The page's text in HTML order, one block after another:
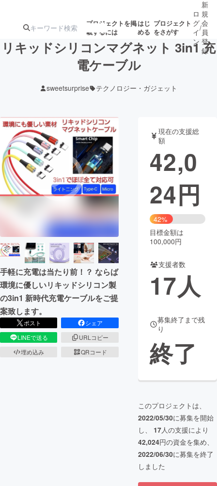
プロジェクトを掲
載するには
はじ
める
プロジェクト
をさがす
ターン
ジェクト
ロジェクト
されます
アート・写真 音楽
テクノロジー・ガジェット ゲーム・
映像・映画 書籍・雑誌
ビジネス・起業 チャレンジ
まちづくり・地域活性化
CAMPFIRE for Social Good CAMPFIRE Creation
CAMPFIREふるさと納税machi-ya コミュニティ
ロ
グ
イ
ン
/
新
規
会
員
登
録
リキッドシリコンマグネット 3in1 充
電ケーブル
sweetsurprise テクノロジー・ガジェット
手軽に充電は当たり前！？ ならば
環境に優しいリキッドシリコン製
の3in1 新時代充電ケーブルをご提
案致します。
ポスト
シェア
LINEで送る
URLコピー
埋め込み
QRコード
現在の支援総
額
42,0
24円
42%
目標金額は
100,000円
支援者数
17人
募集終了まで残
り
終了
このプロジェクトは、
2022/05/30に募集を開始
し、 17人の支援により
42,024円の資金を集め、
2022/06/30に募集を終了
しました